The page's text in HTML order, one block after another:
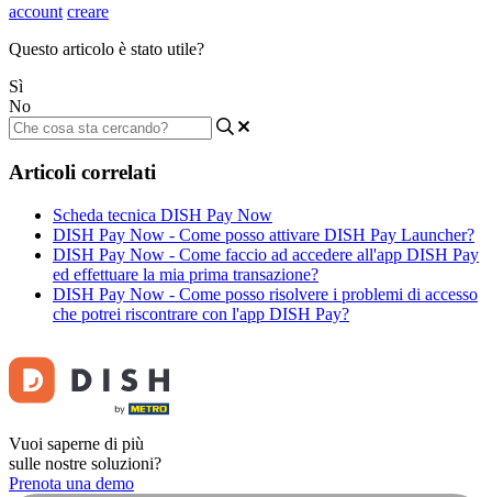
account creare
Questo articolo è stato utile?
Sì
No
Articoli correlati
Scheda tecnica DISH Pay Now
DISH Pay Now - Come posso attivare DISH Pay Launcher?
DISH Pay Now - Come faccio ad accedere all'app DISH Pay
ed effettuare la mia prima transazione?
DISH Pay Now - Come posso risolvere i problemi di accesso
che potrei riscontrare con l'app DISH Pay?
Vuoi saperne di più
sulle nostre soluzioni?
Prenota una demo